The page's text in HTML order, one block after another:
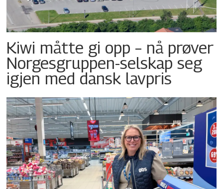
Kiwi måtte gi opp – nå prøver
Norgesgruppen-selskap seg
igjen med dansk lavpris